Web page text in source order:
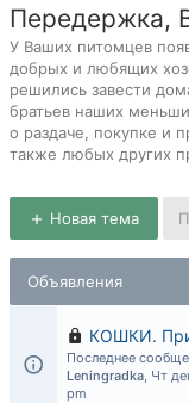
Передержка,
У Ваших питомцев
добрых и любящих
решились завести
братьев наших
о раздаче, покупке и
также любых других
Новая тема
Объявления
КОШКИ.
Последнее
Leningradka, Чт
pm